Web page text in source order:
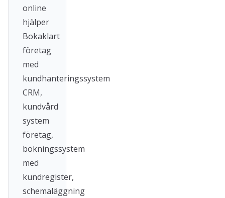
online
hjälper
Bokaklart
företag
med
kundhanteringssystem
CRM,
kundvård
system
företag,
bokningssystem
med
kundregister,
schemaläggning